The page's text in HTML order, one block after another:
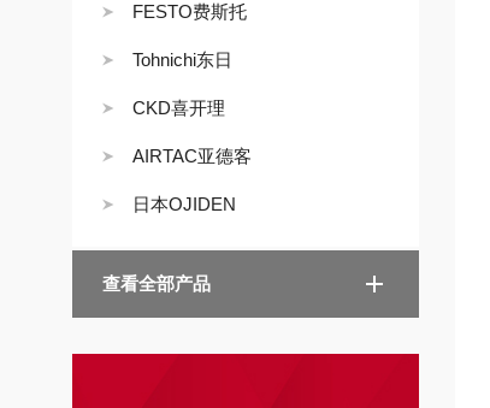
FESTO费斯托
Tohnichi东日
CKD喜开理
AIRTAC亚德客
日本OJIDEN
查看全部产品